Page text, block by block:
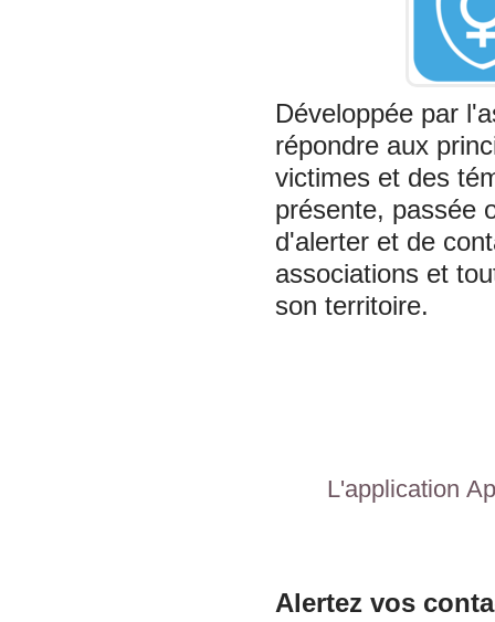
Développée par
répondre aux
victimes et des
présente, passée
d'alerter et de
associations et
son territoire.
L'application
Alertez vos